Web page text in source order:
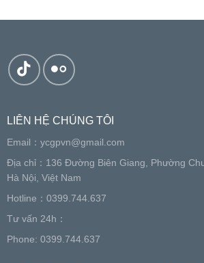
LIÊN HỆ CHÚNG TÔI
Email： ycgpvn@gmail.com
Địa chỉ：136 Đường Biên Giang, Phường
Hà Nội, Việt Nam
Hotline：0399.744.637
Tư vấn 24h：
Phone: 0399.744.637